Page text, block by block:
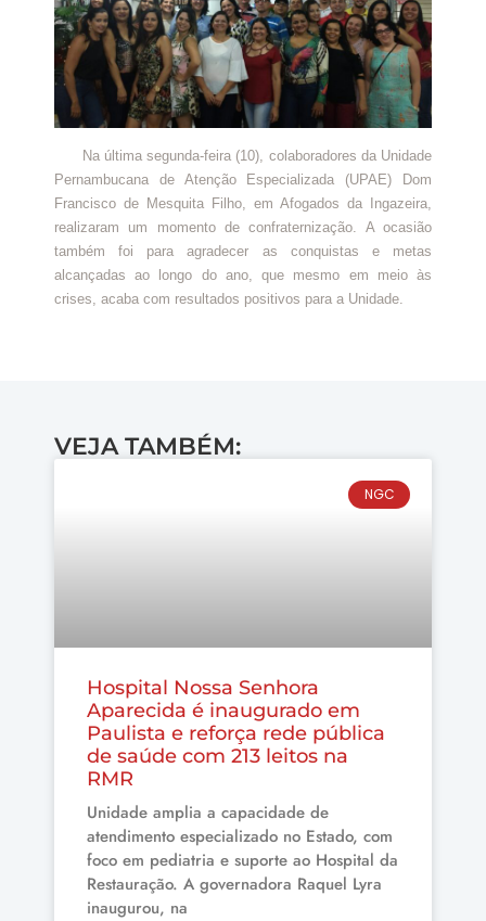
Na última segunda-feira (10), colaboradores da Unidade
Pernambucana de Atenção Especializada (UPAE) Dom
Francisco de Mesquita Filho, em Afogados da Ingazeira,
realizaram um momento de confraternização. A ocasião
também foi para agradecer as conquistas e metas
alcançadas ao longo do ano, que mesmo em meio às
crises, acaba com resultados positivos para a Unidade.
VEJA TAMBÉM:
NGC
Hospital Nossa Senhora
Aparecida é inaugurado em
Paulista e reforça rede pública
de saúde com 213 leitos na
RMR
Unidade amplia a capacidade de
atendimento especializado no Estado, com
foco em pediatria e suporte ao Hospital da
Restauração. A governadora Raquel Lyra
inaugurou, na